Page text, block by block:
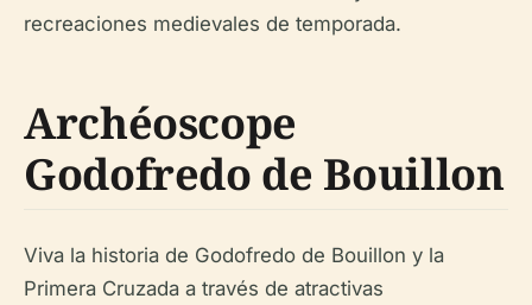
recreaciones medievales de temporada.
Archéoscope
Godofredo de Bouillon
Viva la historia de Godofredo de Bouillon y la
Primera Cruzada a través de atractivas